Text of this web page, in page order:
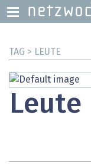
zum
TAG > LEUTE
Leute